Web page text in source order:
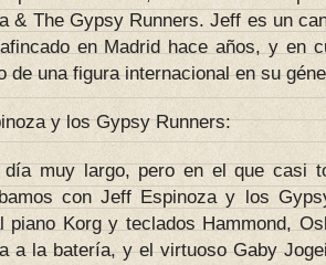
& The Gypsy Runners. Jeff es un
en Madrid hace años, y en
de una figura internacional en su
y los Gypsy Runners:
día muy largo, pero en el que casi
con Jeff Espinoza y los
piano Korg y teclados Hammond,
a la batería, y el virtuoso Gaby